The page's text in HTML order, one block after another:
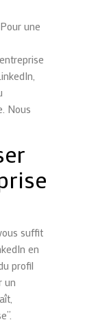
une
Nous
suffit
en
profil
un